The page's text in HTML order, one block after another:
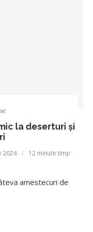
la deserturi și
2024
12 minute timp
amestecuri de